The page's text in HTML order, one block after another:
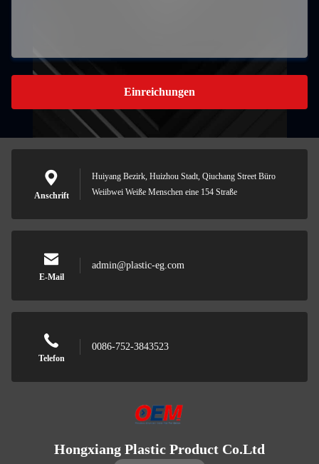
Einreichungen
Anschrift
Huiyang Bezirk, Huizhou Stadt, Qiuchang Street Büro
Weiibwei Weiße Menschen eine 154 Straße
E-Mail
admin@plastic-eg.com
Telefon
0086-752-3843523
Hongxiang Plastic Product Co.Ltd